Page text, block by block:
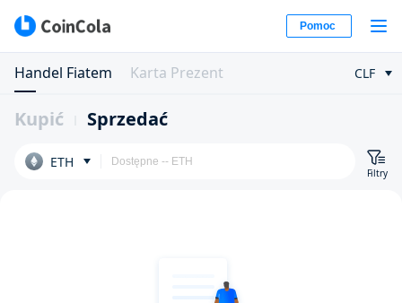
Pomoc
Handel Fiatem Karta Prezent CLF
Kupić Sprzedać
ETH
Filtry